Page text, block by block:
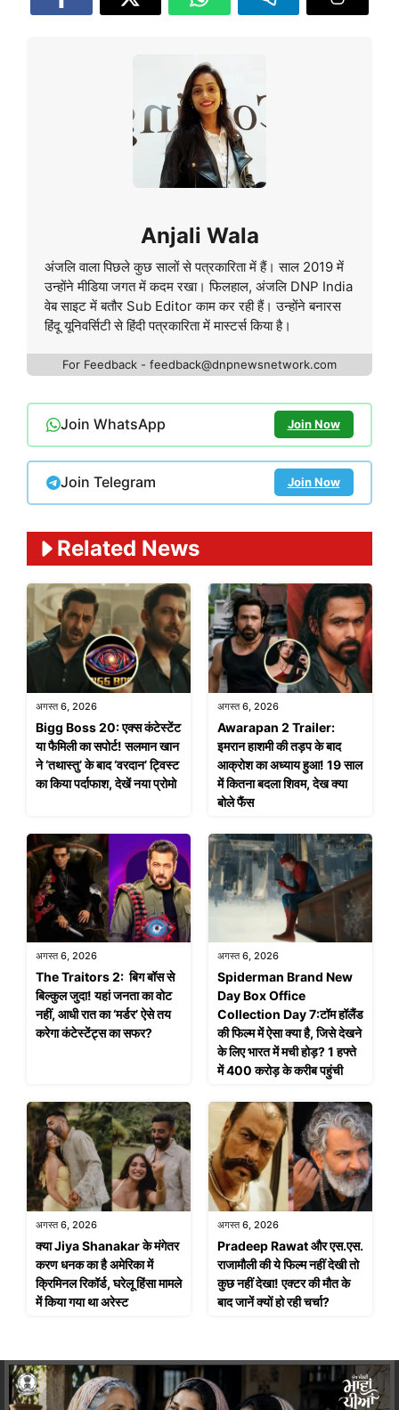
Anjali Wala
अंजलि वाला पिछले कुछ सालों से पत्रकारिता में हैं। साल 2019 में
उन्होंने मीडिया जगत में कदम रखा। फिलहाल, अंजलि DNP India
वेब साइट में बतौर Sub Editor काम कर रही हैं। उन्होंने बनारस
हिंदू यूनिवर्सिटी से हिंदी पत्रकारिता में मास्टर्स किया है।
For Feedback - feedback@dnpnewsnetwork.com
Join WhatsApp Join Now
Join Telegram Join Now
Related News
अगस्त 6, 2026
Bigg Boss 20: एक्स कंटेस्टेंट
या फैमिली का सपोर्ट! सलमान खान
ने ‘तथास्तु’ के बाद ‘वरदान’ ट्विस्ट
का किया पर्दाफाश, देखें नया प्रोमो
अगस्त 6, 2026
Awarapan 2 Trailer:
इमरान हाशमी की तड़प के बाद
आक्रोश का अध्याय हुआ! 19 साल
में कितना बदला शिवम, देख क्या
बोले फैंस
अगस्त 6, 2026
The Traitors 2: बिग बॉस से
बिल्कुल जुदा! यहां जनता का वोट
नहीं, आधी रात का ‘मर्डर’ ऐसे तय
करेगा कंटेस्टेंट्स का सफर?
अगस्त 6, 2026
Spiderman Brand New
Day Box Office
Collection Day 7:टॉम हॉलैंड
की फिल्म में ऐसा क्या है, जिसे देखने
के लिए भारत में मची होड़? 1 हफ्ते
में 400 करोड़ के करीब पहुंची
अगस्त 6, 2026
क्या Jiya Shanakar के मंगेतर
करण धनक का है अमेरिका में
क्रिमिनल रिकॉर्ड, घरेलू हिंसा मामले
में किया गया था अरेस्ट
अगस्त 6, 2026
Pradeep Rawat और एस.एस.
राजामौली की ये फिल्म नहीं देखी तो
कुछ नहीं देखा! एक्टर की मौत के
बाद जानें क्यों हो रही चर्चा?